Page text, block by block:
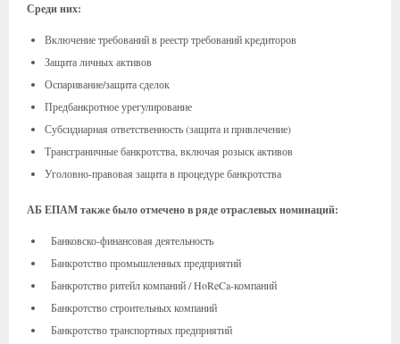
Среди них:
Включение требований в реестр требований кредиторов
Защита личных активов
Оспаривание/защита сделок
Предбанкротное урегулирование
Субсидиарная ответственность (защита и привлечение)
Трансграничные банкротства, включая розыск активов
Уголовно-правовая защита в процедуре банкротства
АБ ЕПАМ также было отмечено в ряде отраслевых номинаций:
Банковско-финансовая деятельность
Банкротство промышленных предприятий
Банкротство ритейл компаний / HoReCa-компаний
Банкротство строительных компаний
Банкротство транспортных предприятий